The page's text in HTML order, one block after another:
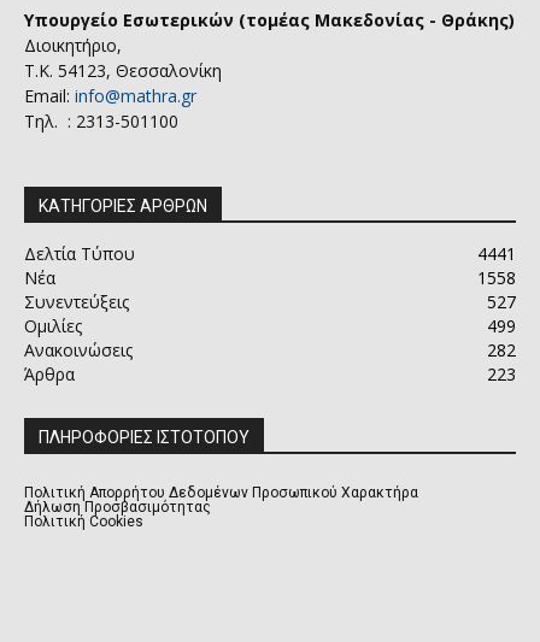
Υπουργείο Εσωτερικών (τομέας Μακεδονίας - Θράκης)
Διοικητήριο,
Τ.Κ. 54123, Θεσσαλονίκη
Email: info@mathra.gr
Τηλ. : 2313-501100
ΚΑΤΗΓΟΡΙΕΣ ΑΡΘΡΩΝ
Δελτία Τύπου
4441
Νέα
1558
Συνεντεύξεις
527
Ομιλίες
499
Ανακοινώσεις
282
Άρθρα
223
ΠΛΗΡΟΦΟΡΙΕΣ ΙΣΤΟΤΟΠΟΥ
Πολιτική Απορρήτου Δεδομένων Προσωπικού Χαρακτήρα
Δήλωση Προσβασιμότητας
Πολιτική Cookies